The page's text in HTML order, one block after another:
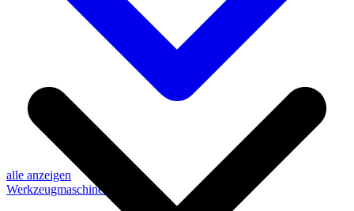
alle anzeigen
Werkzeugmaschinen-Zubehör